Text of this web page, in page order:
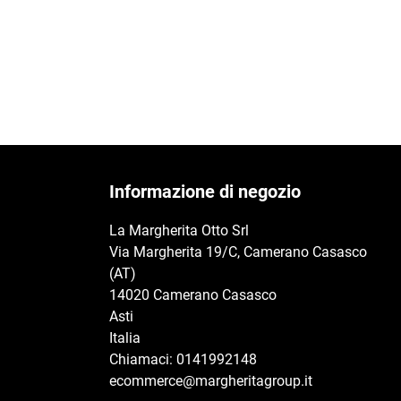
Informazione di negozio
La Margherita Otto Srl
Via Margherita 19/C, Camerano Casasco
(AT)
14020 Camerano Casasco
Asti
Italia
Chiamaci: 0141992148
ecommerce@margheritagroup.it